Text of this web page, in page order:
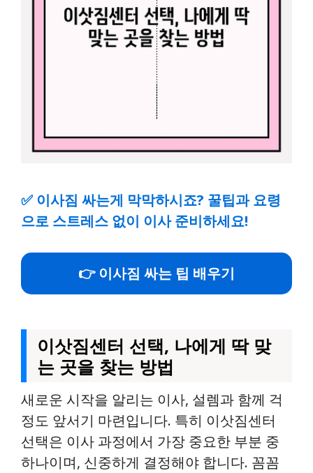
✅ 이사짐 싸는게 막막하시죠? 꿀팁과 요령
으로 스트레스 없이 이사 준비하세요!
👉 이사짐 싸는 팁 배우기
이삿짐센터 선택, 나에게 딱 맞
는 곳을 찾는 방법
새로운 시작을 알리는 이사, 설렘과 함께 걱
정도 앞서기 마련입니다. 특히 이삿짐센터
선택은 이사 과정에서 가장 중요한 부분 중
하나이며, 신중하게 결정해야 합니다. 꼼꼼